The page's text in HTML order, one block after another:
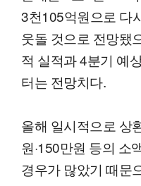
3천105억원으로 다
웃돌 것으로 전망됐
적 실적과 4분기 예
터는 전망치다.
올해 일시적으로 상
원·150만원 등의 소
경우가 많았기 때문